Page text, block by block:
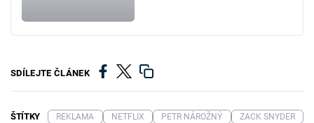
SDÍLEJTE ČLÁNEK
ŠTÍTKY REKLAMA NETFLIX PETR NÁROŽNÝ
ZACK SNYDER